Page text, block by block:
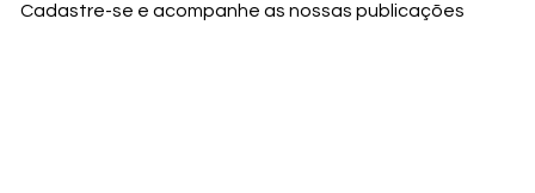
Cadastre-se e acompanhe as nossas publicações